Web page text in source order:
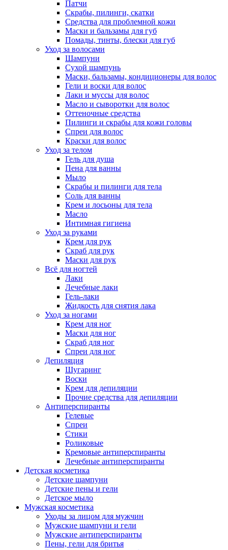
Патчи
Скрабы, пилинги, скатки
Средства для проблемной кожи
Маски и бальзамы для губ
Помады, тинты, блески для губ
Уход за волосами
Шампуни
Сухой шампунь
Маски, бальзамы, кондиционеры для волос
Гели и воски для волос
Лаки и муссы для волос
Масло и сыворотки для волос
Оттеночные средства
Пилинги и скрабы для кожи головы
Спреи для волос
Краски для волос
Уход за телом
Гель для душа
Пена для ванны
Мыло
Скрабы и пилинги для тела
Соль для ванны
Крем и лосьоны для тела
Масло
Интимная гигиена
Уход за руками
Крем для рук
Скраб для рук
Маски для рук
Всё для ногтей
Лаки
Лечебные лаки
Гель-лаки
Жидкость для снятия лака
Уход за ногами
Крем для ног
Маски для ног
Скраб для ног
Спреи для ног
Депиляция
Шугаринг
Воски
Крем для депиляции
Прочие средства для депиляции
Антиперспиранты
Гелевые
Спреи
Стики
Роликовые
Кремовые антиперспиранты
Лечебные антиперспиранты
Детская косметика
Детские шампуни
Детские пены и гели
Детское мыло
Мужская косметика
Уходы за лицом для мужчин
Мужские шампуни и гели
Мужские антиперспиранты
Пены, гели для бритья